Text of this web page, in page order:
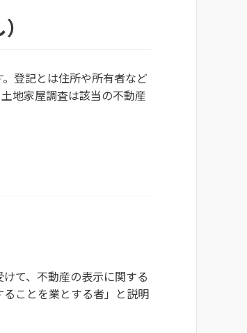
登記とは住所や所有者など
地家屋調査は該当の不動産
て、不動産の表示に関する
ことを業とする者」と説明